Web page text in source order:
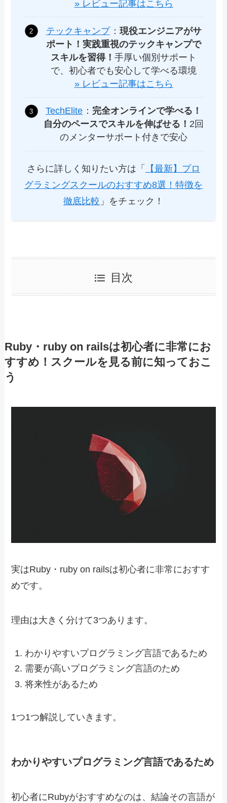
» レビュー記事はこちら
テックキャンプ： 現役エンジニアがサ
ポート！実践重視のテックキャンプで
スキルを習得！手厚い個別サポート
で、初心者でも安心して学べる環境
» レビュー記事はこちら
TechElite ： 完全オンラインで学べる！
自分のペースでスキルを伸ばせる！ 2回
のメンターサポート付きで安心
さらに詳しく知りたい方は「
【最新】プロ
グラミングスクールのおすすめ8選！特徴を
徹底比較 」をチェック！
目次
Ruby・ruby on railsは初心者に非常にお
すすめ！スクールを見る前に知っておこ
う
実はRuby・ruby on railsは初心者に非常におすす
めです。
理由は大きく分けて3つあります。
わかりやすいプログラミング言語であるため
需要が高いプログラミング言語のため
将来性があるため
1つ1つ解説していきます。
わかりやすいプログラミング言語であるため
初心者にRubyがおすすめなのは、結論その言語が